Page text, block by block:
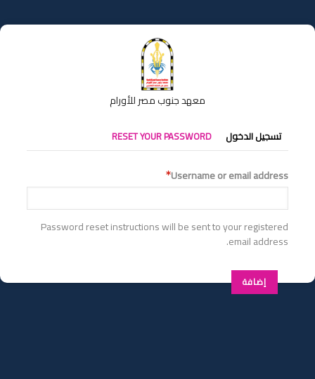
إلى
المحتوى
معهد جنوب مصر للأورام
التبويبات
الأساسية
تسجيل الدخول RESET YOUR PASSWORD
Username or email address
Password reset instructions will be sent to your registered
email address.